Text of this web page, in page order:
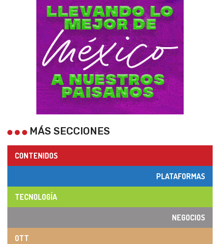
MÁS SECCIONES
CONTENIDOS
PLATAFORMAS
TECNOLOGÍA
NEGOCIOS
OTT